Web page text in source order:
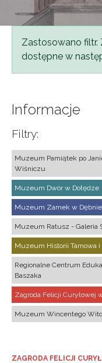
Komunikat
Zastosowano filtr.
dostępne w
Informacje
Filtry:
Muzeum Pamiątek po
Wiśniczu
Muzeum Dwór w Dołędze
Muzeum Zamek w Dębnie
Muzeum Ratusz - Galeria
Muzeum Historii Tarnowa i
Regionalne Centrum
Baszaka
Zagroda Felicji Curyłowej
Muzeum Wincentego
ZAGRODA FELICJI